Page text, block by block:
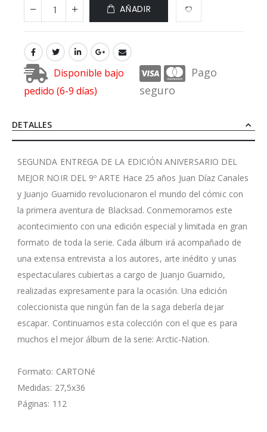
AÑADIR
Disponible bajo
pedido (6-9 días)
Pago
seguro
DETALLES
SEGUNDA ENTREGA DE LA EDICIÓN ANIVERSARIO DEL
MEJOR NOIR DEL 9º ARTE Hace 25 años Juan Díaz Canales
y Juanjo Guarnido revolucionaron el mundo del cómic con
la primera aventura de Blacksad. Conmemoramos este
acontecimiento con una edición especial y limitada en gran
formato de toda la serie. Cada álbum irá acompañado de
una extensa entrevista a los autores, arte inédito y unas
espectaculares cubiertas a cargo de Juanjo Guarnido,
realizadas expresamente para la ocasión. Una edición
coleccionista que ningún fan de la saga debería dejar
escapar. Continuamos esta colección con el que es para
muchos el mejor álbum de la serie: Arctic-Nation.
Formato: CARTONé
Medidas: 27,5x36
Páginas: 112